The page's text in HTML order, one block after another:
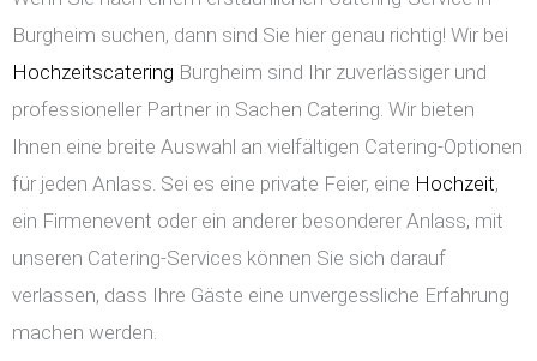
Burgheim suchen, dann sind Sie hier genau richtig! Wir bei
Hochzeitscatering Burgheim sind Ihr zuverlässiger und
professioneller Partner in Sachen Catering. Wir bieten
Ihnen eine breite Auswahl an vielfältigen Catering-Optionen
für jeden Anlass. Sei es eine private Feier, eine Hochzeit,
ein Firmenevent oder ein anderer besonderer Anlass, mit
unseren Catering-Services können Sie sich darauf
verlassen, dass Ihre Gäste eine unvergessliche Erfahrung
machen werden.